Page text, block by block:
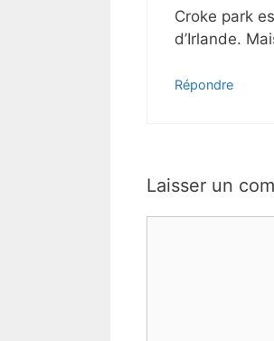
Croke park
d’Irlande.
Répondre
Laisser un